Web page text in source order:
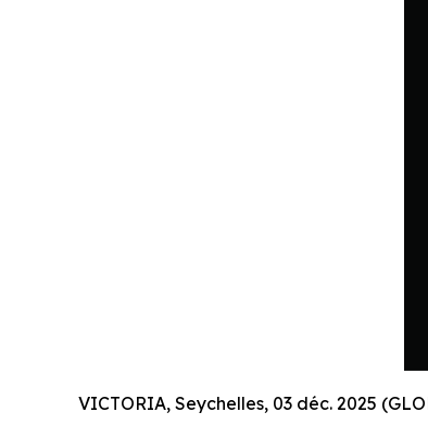
VICTORIA, Seychelles, 03 déc. 2025